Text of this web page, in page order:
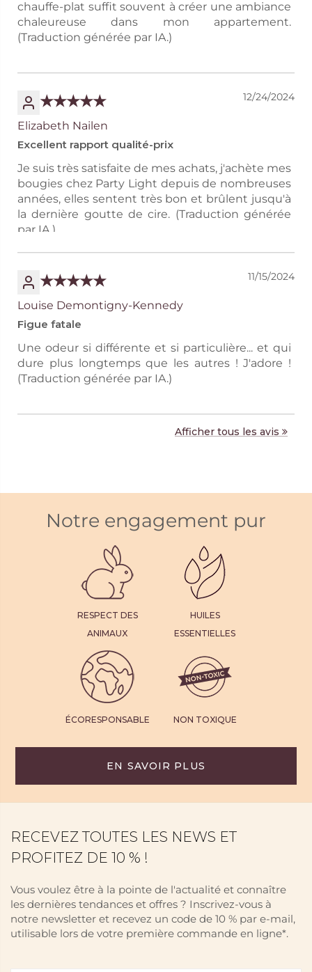
chauffe-plat suffit souvent à créer une ambiance
chaleureuse dans mon appartement.
(Traduction générée par IA.)
12/24/2024
Elizabeth Nailen
Excellent rapport qualité-prix
Je suis très satisfaite de mes achats, j'achète mes
bougies chez Party Light depuis de nombreuses
années, elles sentent très bon et brûlent jusqu'à
la dernière goutte de cire. (Traduction générée
par IA.)
11/15/2024
Louise Demontigny-Kennedy
Figue fatale
Une odeur si différente et si particulière... et qui
dure plus longtemps que les autres ! J'adore !
(Traduction générée par IA.)
Afficher tous les avis
Notre engagement pur
RESPECT DES
ANIMAUX
HUILES
ESSENTIELLES
ÉCORESPONSABLE NON TOXIQUE
EN SAVOIR PLUS
RECEVEZ TOUTES LES NEWS ET
PROFITEZ DE 10 % !
Vous voulez être à la pointe de l'actualité et connaître
les dernières tendances et offres ? Inscrivez-vous à
notre newsletter et recevez un code de 10 % par e-mail,
utilisable lors de votre première commande en ligne*.